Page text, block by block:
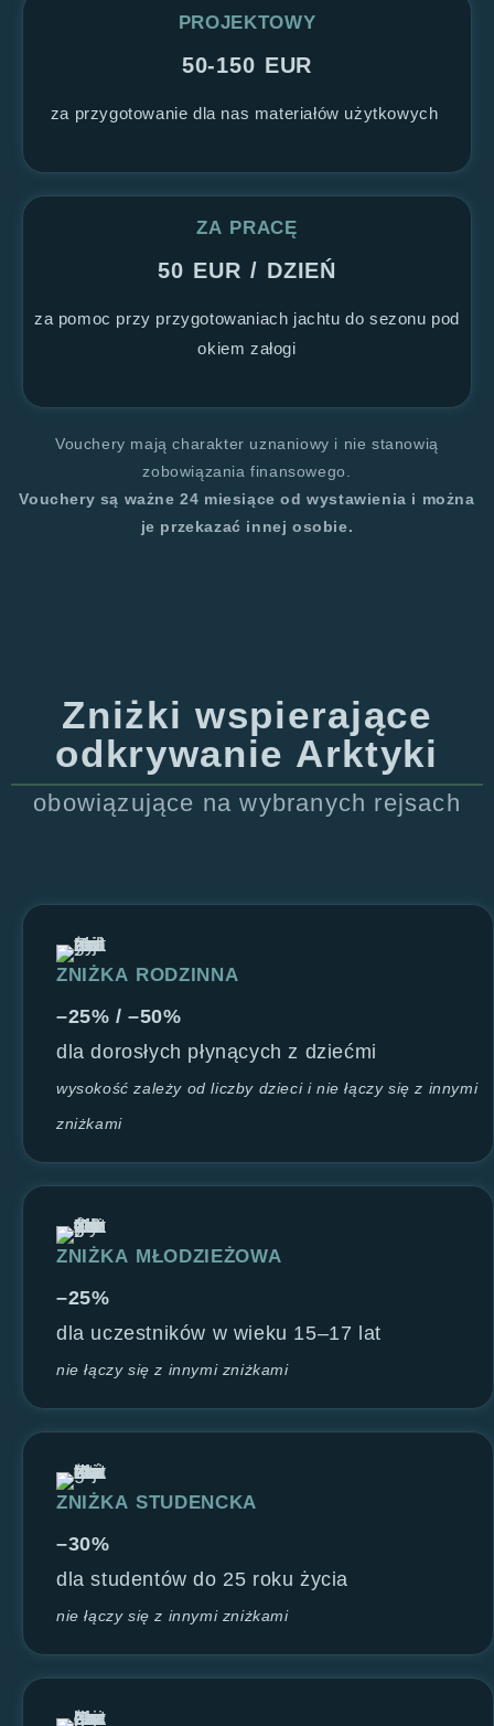
PROJEKTOWY
50-150 EUR
za przygotowanie dla nas materiałów użytkowych
ZA PRACĘ
50 EUR / DZIEŃ
za pomoc przy przygotowaniach jachtu do sezonu pod
okiem załogi
Vouchery mają charakter uznaniowy i nie stanowią
zobowiązania finansowego.
Vouchery są ważne 24 miesiące od wystawienia i można
je przekazać innej osobie.
Zniżki wspierające
odkrywanie Arktyki
obowiązujące na wybranych rejsach
ZNIŻKA RODZINNA
–25% / –50%
dla dorosłych płynących z dziećmi
wysokość zależy od liczby dzieci i nie łączy się z innymi
zniżkami
ZNIŻKA MŁODZIEŻOWA
–25%
dla uczestników w wieku 15–17 lat
nie łączy się z innymi zniżkami
ZNIŻKA STUDENCKA
–30%
dla studentów do 25 roku życia
nie łączy się z innymi zniżkami